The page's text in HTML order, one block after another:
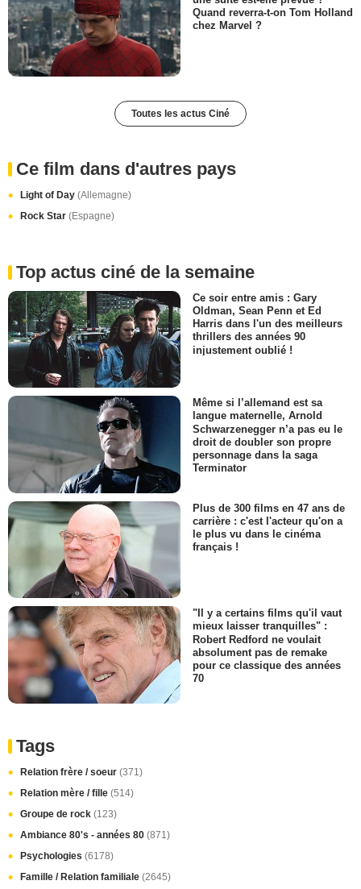
Quand reverra-t-on Tom Holland
chez Marvel ?
Toutes les actus Ciné
Ce film dans d'autres pays
Light of Day (Allemagne)
Rock Star (Espagne)
Top actus ciné de la semaine
Ce soir entre amis : Gary
Oldman, Sean Penn et Ed
Harris dans l'un des meilleurs
thrillers des années 90
injustement oublié !
Même si l’allemand est sa
langue maternelle, Arnold
Schwarzenegger n’a pas eu le
droit de doubler son propre
personnage dans la saga
Terminator
Plus de 300 films en 47 ans de
carrière : c'est l'acteur qu'on a
le plus vu dans le cinéma
français !
"Il y a certains films qu'il vaut
mieux laisser tranquilles" :
Robert Redford ne voulait
absolument pas de remake
pour ce classique des années
70
Tags
Relation frère / soeur (371)
Relation mère / fille (514)
Groupe de rock (123)
Ambiance 80's - années 80 (871)
Psychologies (6178)
Famille / Relation familiale (2645)